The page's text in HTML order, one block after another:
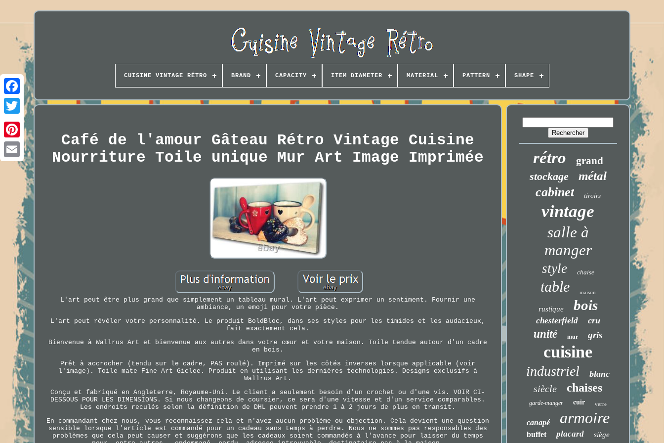
CUISINE VINTAGE RÉTRO BRAND CAPACITY ITEM DIAMETER MATERIAL PATTERN SHAPE
Café de l'amour Gâteau Rétro Vintage Cuisine
Nourriture Toile unique Mur Art Image Imprimée
L'art peut être plus grand que simplement un tableau mural. L'art peut exprimer un sentiment. Fournir une
ambiance, un emoji pour votre pièce.
L'art peut révéler votre personnalité. Le produit BoldBloc, dans ses styles pour les timides et les audacieux,
fait exactement cela.
Bienvenue à Wallrus Art et bienvenue aux autres dans votre cœur et votre maison. Toile tendue autour d'un cadre
en bois.
Prêt à accrocher (tendu sur le cadre, PAS roulé). Imprimé sur les côtés inverses lorsque applicable (voir
l'image). Toile mate Fine Art Giclee. Produit en utilisant les dernières technologies. Designs exclusifs à
Wallrus Art.
Conçu et fabriqué en Angleterre, Royaume-Uni. Le client a seulement besoin d'un crochet ou d'une vis. VOIR CI-
DESSOUS POUR LES DIMENSIONS. Si nous changeons de coursier, ce sera d'une vitesse et d'un service comparables.
Les endroits reculés selon la définition de DHL peuvent prendre 1 à 2 jours de plus en transit.
En commandant chez nous, vous reconnaissez cela et n'avez aucun problème ou objection. Cela devient une question
sensible lorsque l'article est commandé pour un cadeau sans temps à perdre. Nous ne sommes pas responsables des
problèmes que cela peut causer et suggérons que les cadeaux soient commandés à l'avance pour laisser du temps
rétro grand
stockage métal
cabinet tiroirs
vintage
salle à
manger
style chaise
table maison
rustique bois
chesterfield cru
unité mur gris
cuisine
industriel blanc
siècle chaises
garde-manger cuir verre
canapé armoire
buffet placard siège